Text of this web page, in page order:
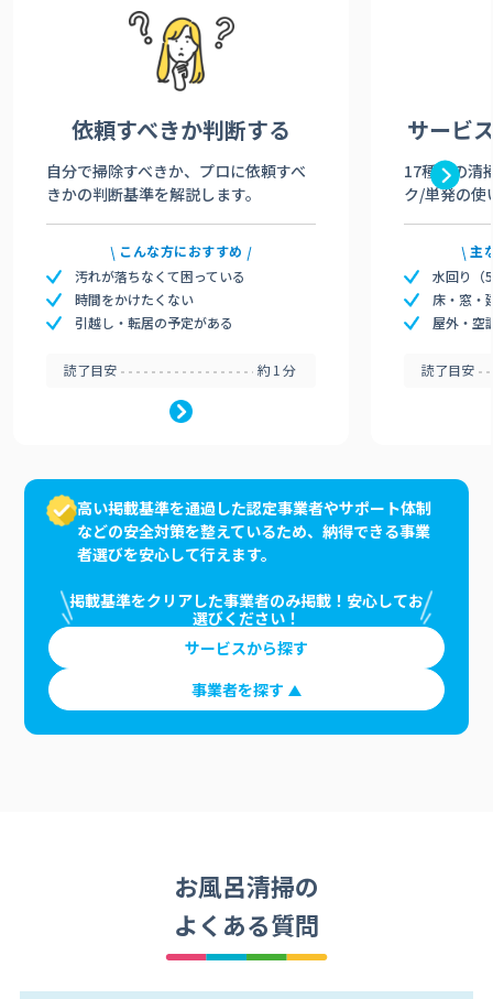
依頼すべきか判断する
自分で掃除すべきか、プロに依頼すべ
きかの判断基準を解説します。
こんな方におすすめ
汚れが落ちなくて困っている
時間をかけたくない
引越し・転居の予定がある
読了目安 約1分
サービ
17種類の清
ク/単発の使
主
水回り（
床・窓・
屋外・空
読了目安
高い掲載基準を通過した認定事業者やサポート体制
などの安全対策を整えているため、納得できる事業
者選びを安心して行えます。
掲載基準をクリアした事業者のみ掲載！安心してお
選びください！
サービスから探す
事業者を探す
お風呂清掃の
よくある質問